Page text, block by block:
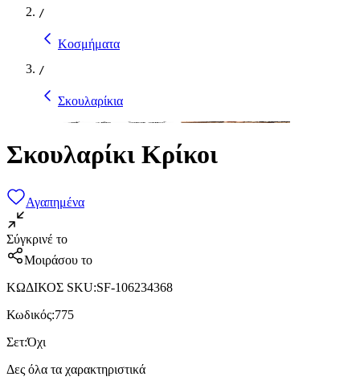
/
Κοσμήματα
/
Σκουλαρίκια
Σκουλαρίκι Κρίκοι
Αγαπημένα
Σύγκρινέ το
Μοιράσου το
ΚΩΔΙΚΟΣ SKU:SF-106234368
Κωδικός:775
Σετ:Όχι
Δες όλα τα χαρακτηριστικά